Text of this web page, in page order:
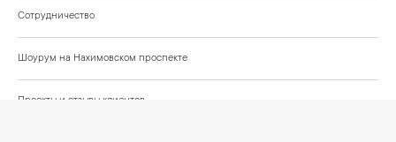
Сотрудничество
Шоурум на Нахимовском проспекте
Проекты и отзывы клиентов